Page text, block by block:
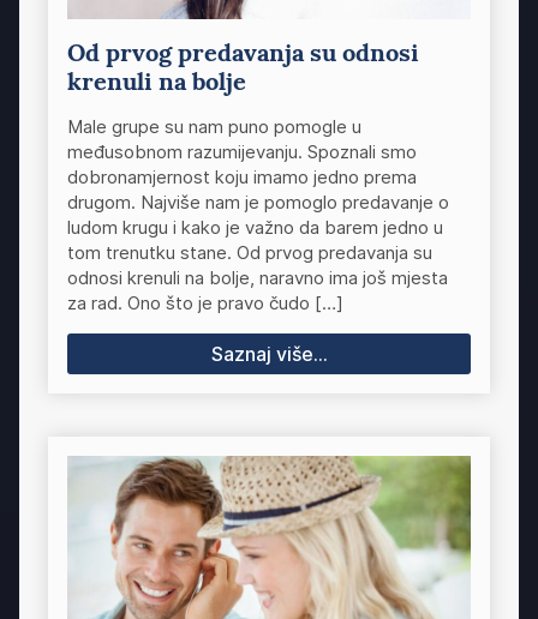
Od prvog predavanja su odnosi
krenuli na bolje
Male grupe su nam puno pomogle u
međusobnom razumijevanju. Spoznali smo
dobronamjernost koju imamo jedno prema
drugom. Najviše nam je pomoglo predavanje o
ludom krugu i kako je važno da barem jedno u
tom trenutku stane. Od prvog predavanja su
odnosi krenuli na bolje, naravno ima još mjesta
za rad. Ono što je pravo čudo […]
Saznaj više...